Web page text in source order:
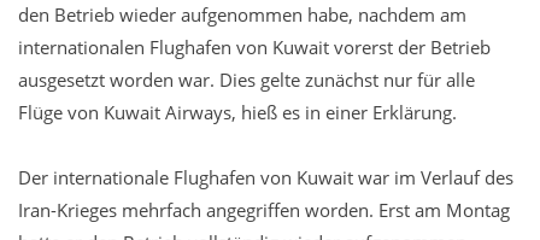
den Betrieb wieder aufgenommen habe, nachdem am
internationalen Flughafen von Kuwait vorerst der Betrieb
ausgesetzt worden war. Dies gelte zunächst nur für alle
Flüge von Kuwait Airways, hieß es in einer Erklärung.
Der internationale Flughafen von Kuwait war im Verlauf des
Iran-Krieges mehrfach angegriffen worden. Erst am Montag